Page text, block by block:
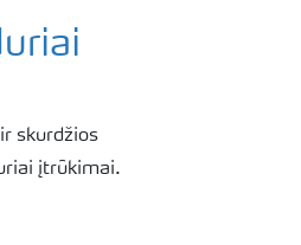
skurdžios
įtrūkimai.